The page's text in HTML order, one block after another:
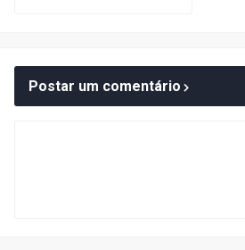
Postar um comentário